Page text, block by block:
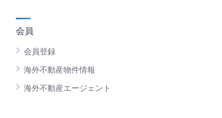
会員
会員登録
海外不動産物件情報
海外不動産エージェント